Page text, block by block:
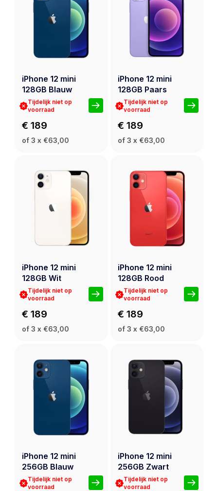
iPhone 12 mini
128GB Blauw
Tijdelijk niet op
voorraad
€ 189
of 3 x €63,00
iPhone 12 mini
128GB Paars
Tijdelijk niet op
voorraad
€ 189
of 3 x €63,00
iPhone 12 mini
128GB Wit
Tijdelijk niet op
voorraad
€ 189
of 3 x €63,00
iPhone 12 mini
128GB Rood
Tijdelijk niet op
voorraad
€ 189
of 3 x €63,00
iPhone 12 mini
256GB Blauw
Tijdelijk niet op
voorraad
iPhone 12 mini
256GB Zwart
Tijdelijk niet op
voorraad